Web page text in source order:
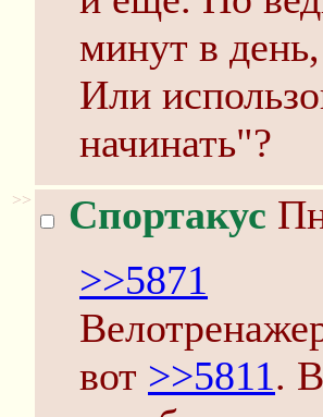
минут в
Или
начинать"?
>> Спортакус
>>5871
вот >>5811.